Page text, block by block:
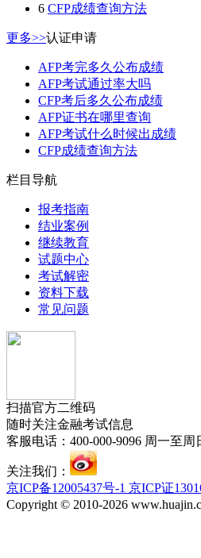
6 CFP成绩查询方法
更多>>认证申请
AFP考完多久公布成绩
AFP考试通过率大吗
CFP考后多久公布成绩
AFP证书在哪里查询
AFP考试什么时候出成绩
CFP成绩查询方法
栏目导航
报考指南
结业案例
继续教育
试题中心
考试解密
资料下载
常见问题
扫描官方二维码
随时关注金融考试信息
客服电话：400-000-9096 周一至周
关注我们：
京ICP备12005437号-1 京ICP证
Copyright © 2010-2026